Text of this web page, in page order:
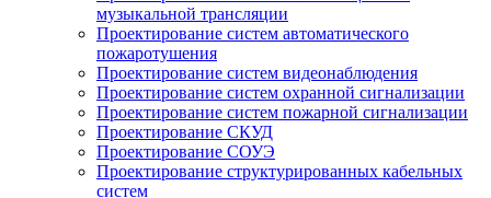
музыкальной трансляции
Проектирование систем автоматического
пожаротушения
Проектирование систем видеонаблюдения
Проектирование систем охранной сигнализации
Проектирование систем пожарной сигнализации
Проектирование СКУД
Проектирование СОУЭ
Проектирование структурированных кабельных
систем